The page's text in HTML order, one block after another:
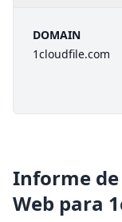
DOMAIN
1cloudfile.com
Informe de
Web para